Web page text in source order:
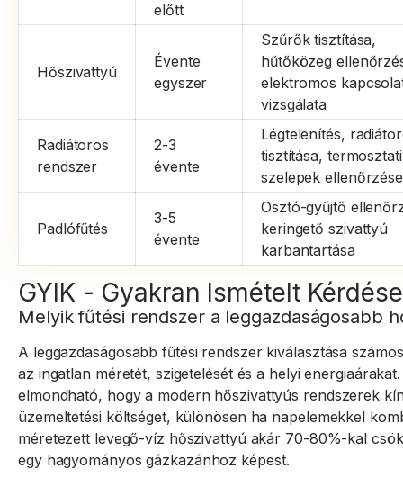
előtt
Hőszivattyú
Évente
egyszer
Szűrők tisztítása,
hűtőközeg
elektromos
vizsgálata
Radiátoros
rendszer
2-3
évente
Légtelenítés,
tisztítása,
szelepek ellenőrzése
Padlófűtés
3-5
évente
Osztó-gyűjtő
keringető szivattyú
karbantartása
GYIK - Gyakran Ismételt
Melyik fűtési rendszer a leggazdaságosabb
A leggazdaságosabb fűtési rendszer kiválasztása
az ingatlan méretét, szigetelését és a helyi
elmondható, hogy a modern hőszivattyús rendszerek
üzemeltetési költséget, különösen ha napelemekkel
méretezett levegő-víz hőszivattyú akár 70-80%-kal
egy hagyományos gázkazánhoz képest.